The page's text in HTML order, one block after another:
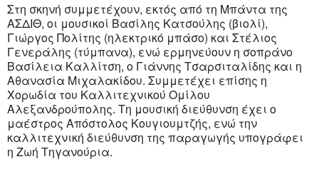
Στη σκηνή συμμετέχουν, εκτός από τη Μπάντα της
ΑΣΔΙΘ, οι μουσικοί Βασίλης Κατσούλης (βιολί),
Γιώργος Πολίτης (ηλεκτρικό μπάσο) και Στέλιος
Γενεράλης (τύμπανα), ενώ ερμηνεύουν η σοπράνο
Βασίλεια Καλλίτση, ο Γιάννης Τσαρσιταλίδης και η
Αθανασία Μιχαλακίδου. Συμμετέχει επίσης η
Χορωδία του Καλλιτεχνικού Ομίλου
Αλεξανδρούπολης. Τη μουσική διεύθυνση έχει ο
μαέστρος Απόστολος Κουγιουμτζής, ενώ την
καλλιτεχνική διεύθυνση της παραγωγής υπογράφει
η Ζωή Τηγανούρια.